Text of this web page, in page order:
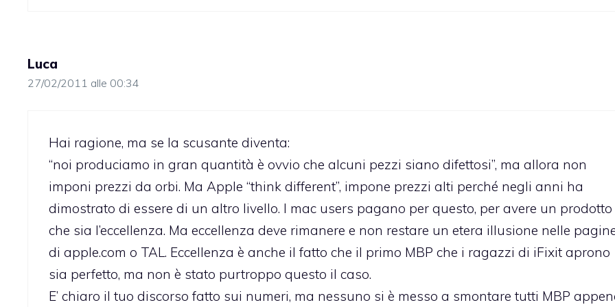
Luca
27/02/2011 alle 00:34
Hai ragione, ma se la scusante diventa:
“noi produciamo in gran quantità è ovvio che alcuni pezzi siano difettosi”, ma allora non
imponi prezzi da orbi. Ma Apple “think different”, impone prezzi alti perché negli anni ha
dimostrato di essere di un altro livello. I mac users pagano per questo, per avere un prodotto
che sia l’eccellenza. Ma eccellenza deve rimanere e non restare un etera illusione nelle
di apple.com o TAL. Eccellenza è anche il fatto che il primo MBP che i ragazzi di iFixit aprono
sia perfetto, ma non è stato purtroppo questo il caso.
E’ chiaro il tuo discorso fatto sui numeri, ma nessuno si è messo a smontare tutti MBP